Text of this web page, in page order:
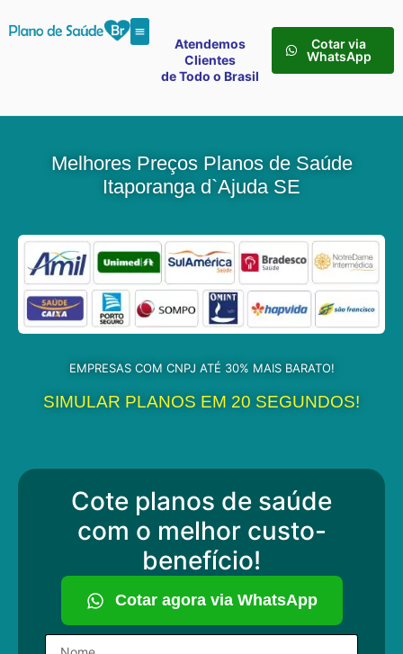
Atendemos
Clientes
de Todo o Brasil
Cotar via
WhatsApp
Melhores Preços Planos de Saúde
Itaporanga d`Ajuda SE
EMPRESAS COM CNPJ ATÉ 30% MAIS BARATO!
SIMULAR PLANOS EM 20 SEGUNDOS!
Cote planos de saúde
com o melhor custo-
benefício!
Cotar agora via WhatsApp